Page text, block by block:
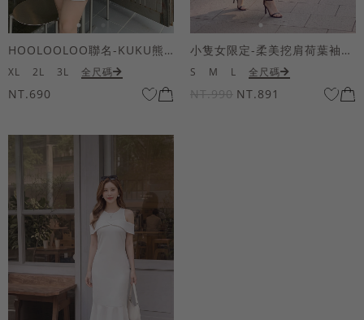
HOOLOOLOO聯名-KUKU熊蝴蝶結短袖上衣
XL 2L 3L 全尺碼
NT.690
小隻女限定-柔美挖肩荷葉袖魚尾長洋裝
S M L 全尺碼
NT.990 NT.891